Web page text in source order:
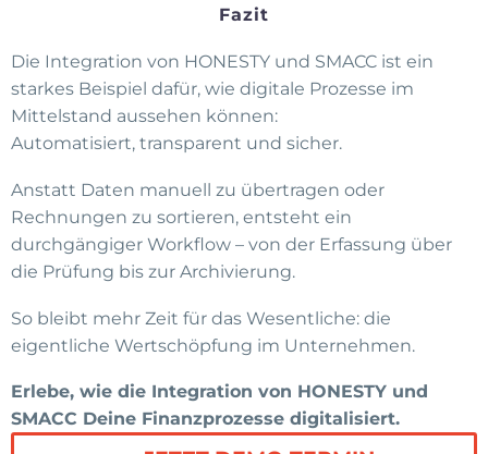
Fazit
Die Integration von HONESTY und SMACC ist ein
starkes Beispiel dafür, wie digitale Prozesse im
Mittelstand aussehen können:
Automatisiert, transparent und sicher.
Anstatt Daten manuell zu übertragen oder
Rechnungen zu sortieren, entsteht ein
durchgängiger Workflow – von der Erfassung über
die Prüfung bis zur Archivierung.
So bleibt mehr Zeit für das Wesentliche: die
eigentliche Wertschöpfung im Unternehmen.
Erlebe, wie die Integration von HONESTY und
SMACC Deine Finanzprozesse digitalisiert.